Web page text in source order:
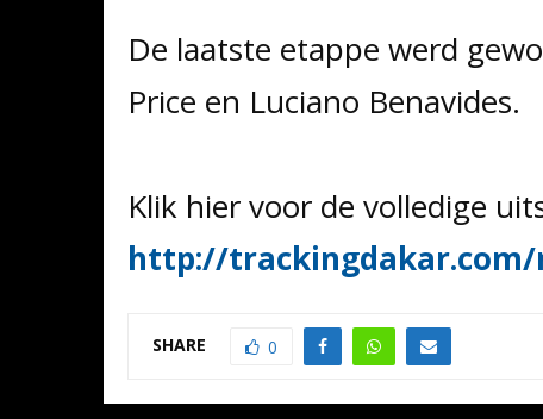
De laatste etappe werd
Price en Luciano Benavides.
Klik hier voor de volledige
http://
SHARE 0